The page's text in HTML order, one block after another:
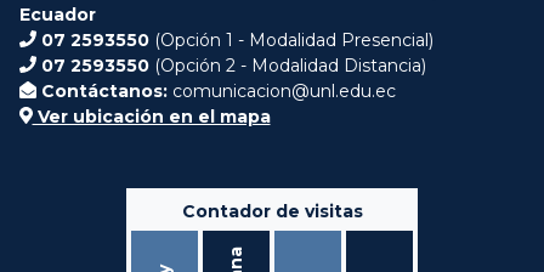
Ecuador
07 2593550 (Opción 1 - Modalidad Presencial)
07 2593550 (Opción 2 - Modalidad Distancia)
Contáctanos: comunicacion@unl.edu.ec
Ver ubicación en el mapa
Contador de visitas